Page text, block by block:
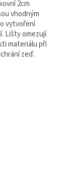
2cm
vhodným
vytvoření
Lišty omezují
materiálu při
zeď.